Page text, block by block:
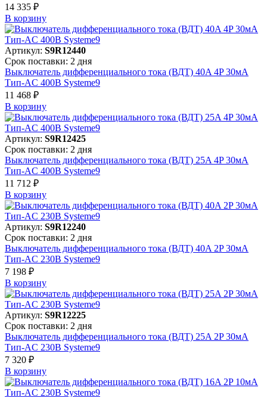
14 335 ₽
В корзинy
Артикул: S9R12440
Срок поставки: 2 дня
Выключатель дифференциального тока (ВДТ) 40A 4P 30мА
Тип-AC 400В Systeme9
11 468 ₽
В корзинy
Артикул: S9R12425
Срок поставки: 2 дня
Выключатель дифференциального тока (ВДТ) 25A 4P 30мА
Тип-AC 400В Systeme9
11 712 ₽
В корзинy
Артикул: S9R12240
Срок поставки: 2 дня
Выключатель дифференциального тока (ВДТ) 40A 2P 30мА
Тип-AC 230В Systeme9
7 198 ₽
В корзинy
Артикул: S9R12225
Срок поставки: 2 дня
Выключатель дифференциального тока (ВДТ) 25A 2P 30мА
Тип-AC 230В Systeme9
7 320 ₽
В корзинy